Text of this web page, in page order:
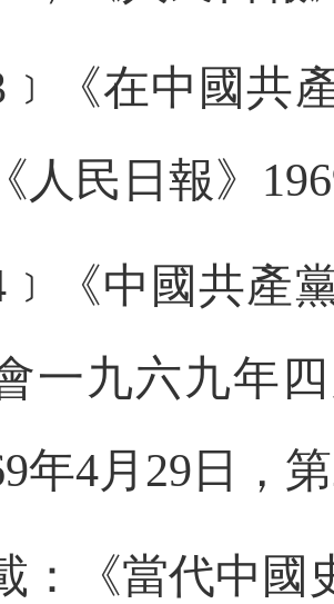
《在中國共
人民日報》
《中國共產
一九六九年
年4月29日，
：《當代中國